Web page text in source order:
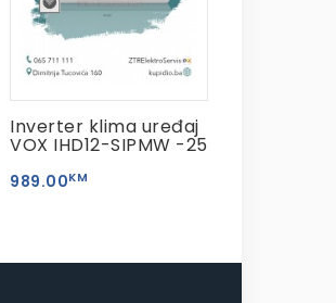
Inverter klima uređaj
VOX IHD12-SIPMW -25
989.00KM